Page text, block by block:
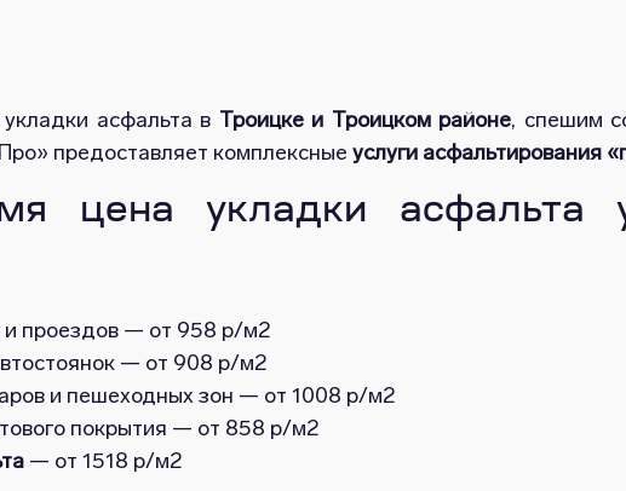
асфальта в Троицке и Троицком районе, спешим
предоставляет комплексные услуги асфальтирования
цена укладки асфальта
и проездов — от 958 р/м2
— от 908 р/м2
и пешеходных зон — от 1008 р/м2
покрытия — от 858 р/м2
— от 1518 р/м2